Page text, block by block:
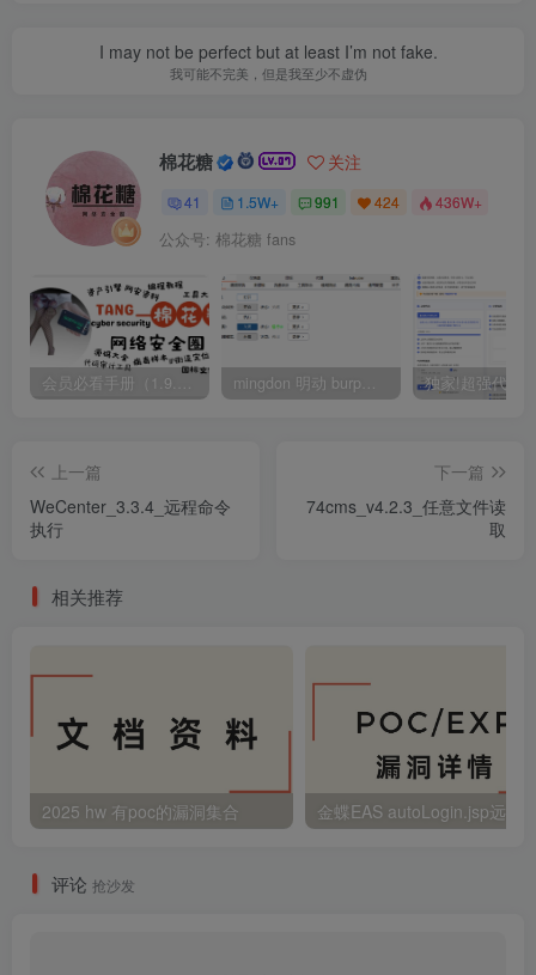
I may not be perfect but at least I’m not fake.
我可能不完美，但是我至少不虚伪
棉花糖 关注
41 1.5W+ 991 424 436W+
公众号: 棉花糖 fans
会员必看手册（1.9.0版本 26.4.5更新） mingdon 明动 burp插件0.2.6版本 本地时间校验去除版
上一篇
WeCenter_3.3.4_远程命令
执行
下一篇
74cms_v4.2.3_任意文件读
取
相关推荐
2025 hw 有poc的漏洞集合
评论 抢沙发